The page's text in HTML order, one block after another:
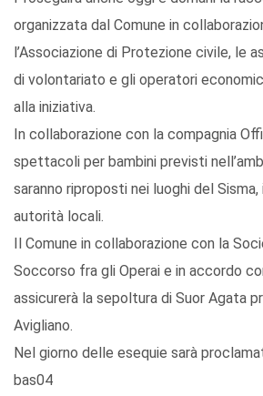
organizzata dal Comune in
l’Associazione di Protezione civile, le
di volontariato e gli operatori
alla iniziativa.
In collaborazione con la compagnia
spettacoli per bambini previsti
saranno riproposti nei luoghi del
autorità locali.
Il Comune in collaborazione con la
Soccorso fra gli Operai e in accordo
assicurerà la sepoltura di Suor Agata
Avigliano.
Nel giorno delle esequie sarà
bas04